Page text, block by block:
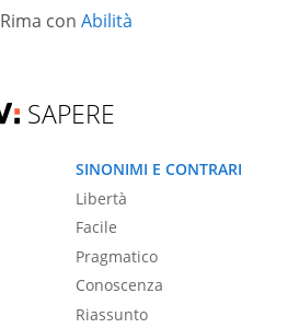
Rima con Abilità
SAPERE
SINONIMI E CONTRARI
Libertà
Facile
Pragmatico
Conoscenza
Riassunto